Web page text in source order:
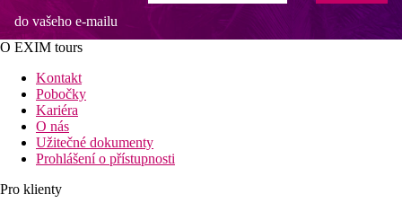
do vašeho e-mailu
O EXIM tours
Kontakt
Pobočky
Kariéra
O nás
Užitečné dokumenty
Prohlášení o přístupnosti
Pro klienty